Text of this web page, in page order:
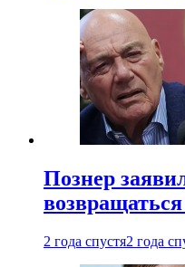
Познер
2 года спустя2 года